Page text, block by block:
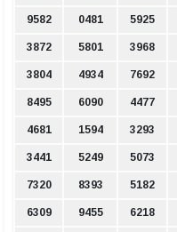
9582 0481 5925
3872 5801 3968
3804 4934 7692
8495 6090 4477
4681 1594 3293
3441 5249 5073
7320 8393 5182
6309 9455 6218